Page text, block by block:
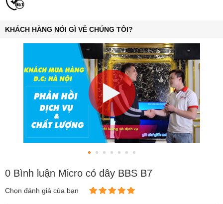
KHÁCH HÀNG NÓI GÌ VỀ CHÚNG TÔI?
0 Bình luận Micro có dây BBS B7
Chọn đánh giá của bạn